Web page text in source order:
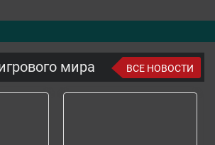
мира ВСЕ НОВОСТИ